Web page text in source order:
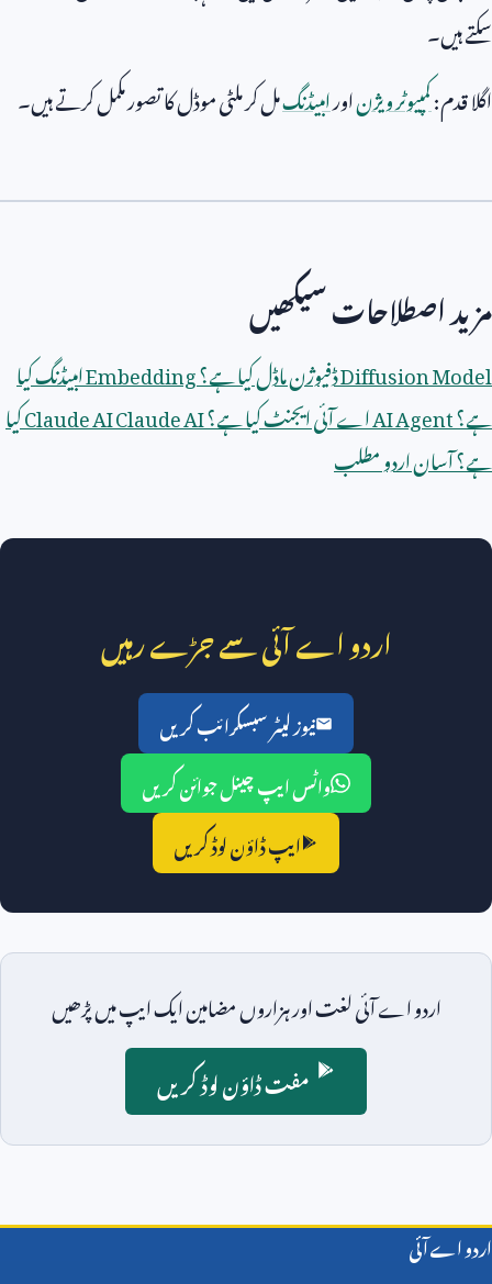
سکتے ہیں۔
اگلا قدم:کمپیوٹر ویژناورامبیڈنگمل کر ملٹی موڈل کا تصور مکمل کرتے ہیں۔
مزید اصطلاحات سیکھیں
Diffusion Modelڈفیوژن ماڈل کیا ہے؟Embeddingامبیڈنگ کیا
ہے؟AI Agentاے آئی ایجنٹ کیا ہے؟Claude AI
Claude AIکیا
ہے؟ آسان اردو مطلب
اردو اے آئی سے جڑے رہیں
نیوز لیٹر سبسکرائب کریں
واٹس ایپ چینل جوائن کریں
ایپ ڈاؤن لوڈ کریں
اردو اے آئی لغت اور ہزاروں مضامین ایک ایپ میں پڑھیں
مفت ڈاؤن لوڈ کریں
اردو اے آئی